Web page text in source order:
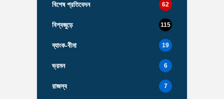
বিশেষ প্রতিবেদন 62
বিশ্বজুড়ে 115
ব্যাংক-বীমা 19
ভ্রমন 6
রাজস্ব 7